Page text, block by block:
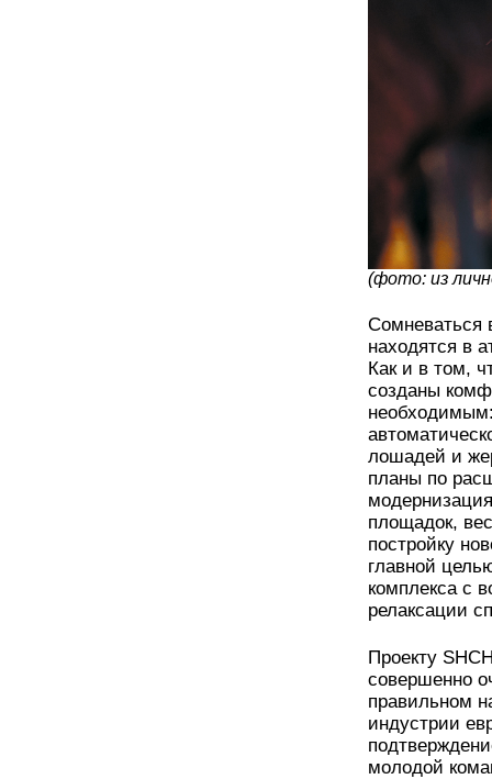
(фото: из
Сомневаться
находятся в
Как и в том,
созданы
лошадей и
планы по
площадок,
постройку
главной
комплекса с
релаксации
Проекту
совершенно
правильном
индустрии
молодой